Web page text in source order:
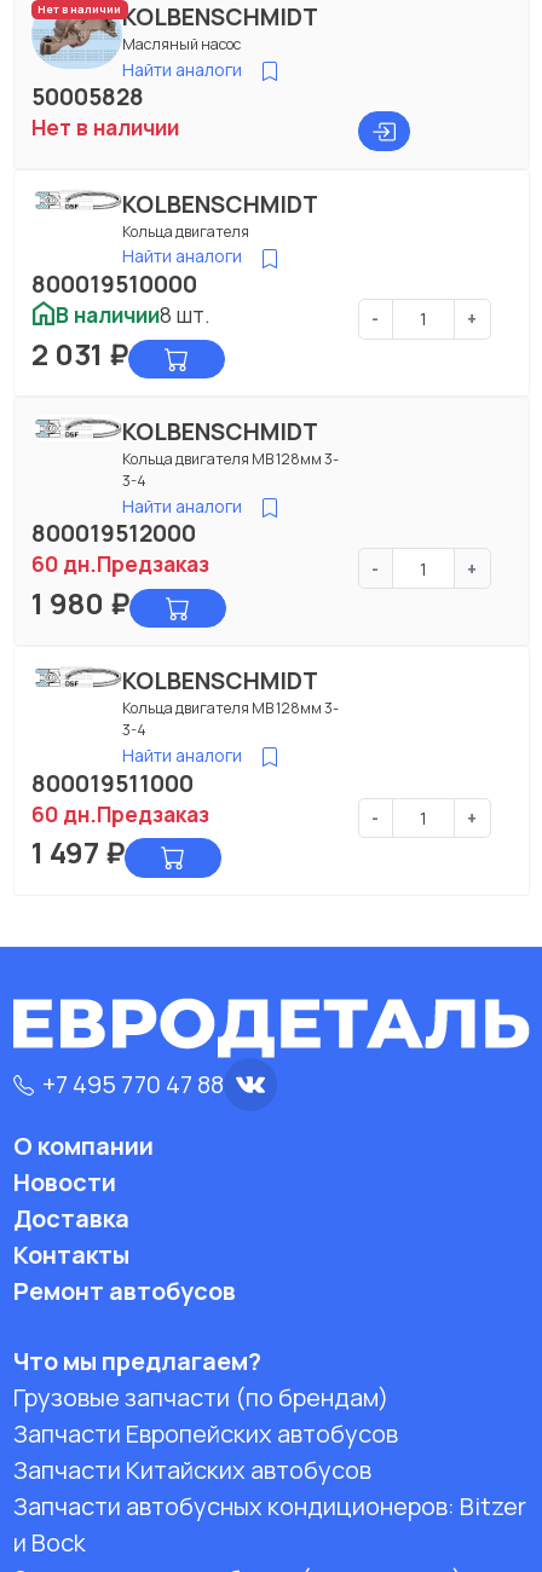
Нет в наличииKOLBENSCHMIDT
Масляный насос
Найти аналоги
50005828
Нет в наличии
KOLBENSCHMIDT
Кольца двигателя
Найти аналоги
800019510000
В наличии8 шт. - +
2 031 ₽
KOLBENSCHMIDT
Кольца двигателя МВ 128мм 3-
3-4
Найти аналоги
800019512000
60 дн.Предзаказ - +
1 980 ₽
KOLBENSCHMIDT
Кольца двигателя МВ 128мм 3-
3-4
Найти аналоги
800019511000
60 дн.Предзаказ - +
1 497 ₽
+7 495 770 47 88
О компании
Новости
Доставка
Контакты
Ремонт автобусов
Что мы предлагаем?
Грузовые запчасти (по брендам)
Запчасти Европейских автобусов
Запчасти Китайских автобусов
Запчасти автобусных кондиционеров: Bitzer
и Bock